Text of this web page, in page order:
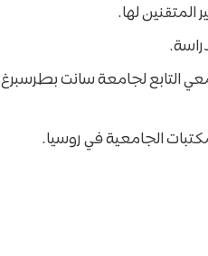
المتقنين لها.
التابع لجامعة سانت بطرسبرغ
الجامعية في روسيا.